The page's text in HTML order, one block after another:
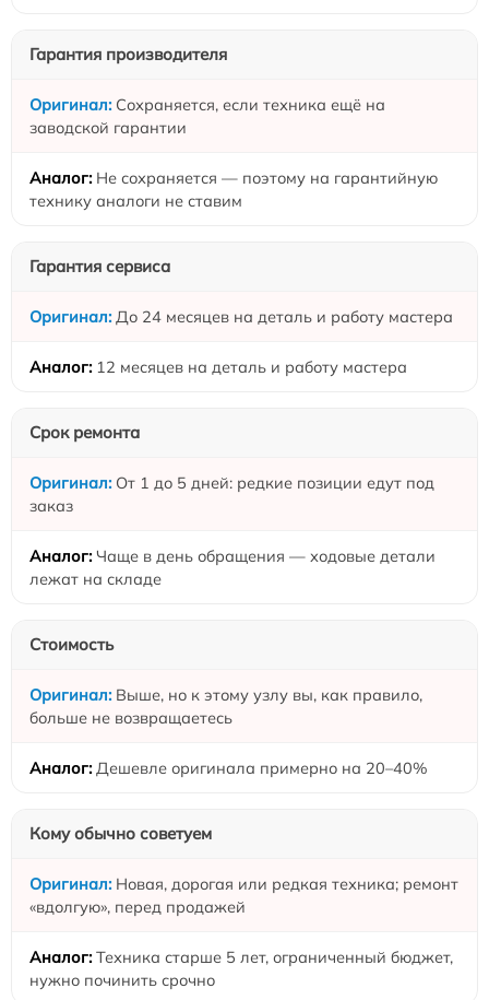
Гарантия производителя
Сохраняется, если техника ещё на
заводской гарантии
Не сохраняется — поэтому на гарантийную
технику аналоги не ставим
Гарантия сервиса
До 24 месяцев на деталь и работу мастера
12 месяцев на деталь и работу мастера
Срок ремонта
От 1 до 5 дней: редкие позиции едут под
заказ
Чаще в день обращения — ходовые детали
лежат на складе
Стоимость
Выше, но к этому узлу вы, как правило,
больше не возвращаетесь
Дешевле оригинала примерно на 20–40%
Кому обычно советуем
Новая, дорогая или редкая техника; ремонт
«вдолгую», перед продажей
Техника старше 5 лет, ограниченный бюджет,
нужно починить срочно